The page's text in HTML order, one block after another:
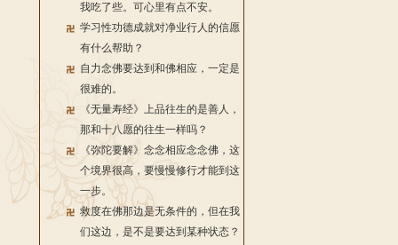
我吃了些。可心里有点不安。
学习性功德成就对净业行人的信愿
有什么帮助？
自力念佛要达到和佛相应，一定是
很难的。
《无量寿经》上品往生的是善人，
那和十八愿的往生一样吗？
《弥陀要解》念念相应念念佛，这
个境界很高，要慢慢修行才能到这
一步。
救度在佛那边是无条件的，但在我
们这边，是不是要达到某种状态？